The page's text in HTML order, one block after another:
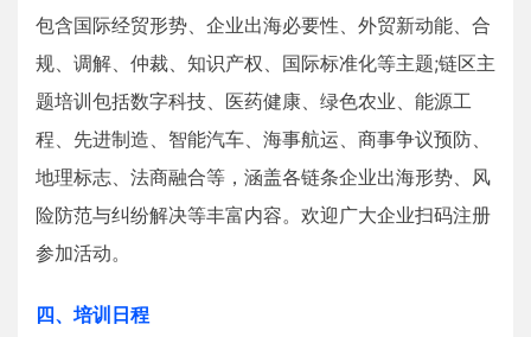
包含国际经贸形势、企业出海必要性、外贸新动能、合
规、调解、仲裁、知识产权、国际标准化等主题;链区主
题培训包括数字科技、医药健康、绿色农业、能源工
程、先进制造、智能汽车、海事航运、商事争议预防、
地理标志、法商融合等，涵盖各链条企业出海形势、风
险防范与纠纷解决等丰富内容。欢迎广大企业扫码注册
参加活动。
四、培训日程